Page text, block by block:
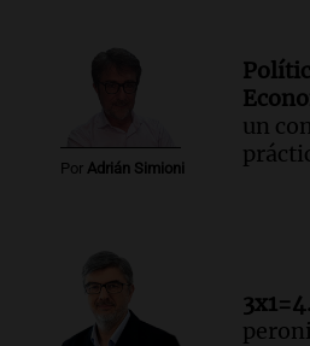
Por Adrián Simioni
un
3x1=4.